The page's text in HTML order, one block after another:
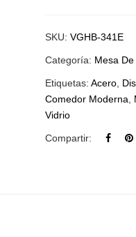
SKU:VGHB-341E
Categoría: Mesa
Etiquetas:Acero
Comedor Moderna
Vidrio
Compartir: